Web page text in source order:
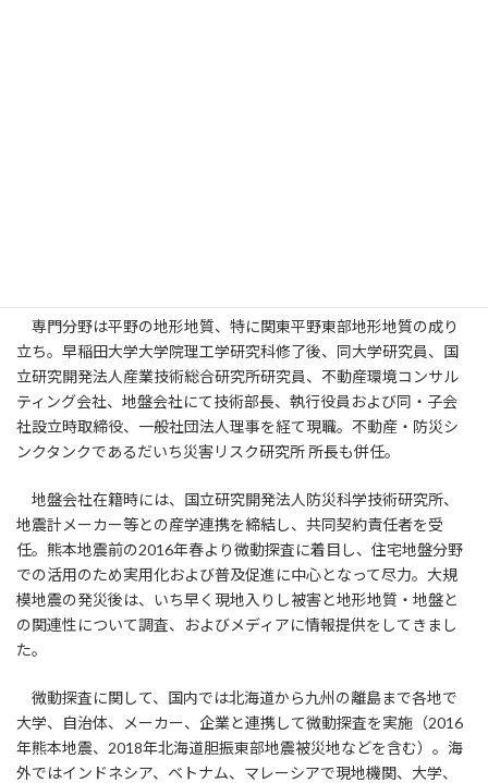
専門分野は平野の地形地質、特に関東平野東部地形地質の成り
立ち。早稲田大学大学院理工学研究科修了後、同大学研究員、国
立研究開発法人産業技術総合研究所研究員、不動産環境コンサル
ティング会社、地盤会社にて技術部長、執行役員および同・子会
社設立時取締役、一般社団法人理事を経て現職。不動産・防災シ
ンクタンクであるだいち災害リスク研究所 所長も併任。
地盤会社在籍時には、国立研究開発法人防災科学技術研究所、
地震計メーカー等との産学連携を締結し、共同契約責任者を受
任。熊本地震前の2016年春より微動探査に着目し、住宅地盤分野
での活用のため実用化および普及促進に中心となって尽力。大規
模地震の発災後は、いち早く現地入りし被害と地形地質・地盤と
の関連性について調査、およびメディアに情報提供をしてきまし
た。
微動探査に関して、国内では北海道から九州の離島まで各地で
大学、自治体、メーカー、企業と連携して微動探査を実施（2016
年熊本地震、2018年北海道胆振東部地震被災地などを含む）。海
外ではインドネシア、ベトナム、マレーシアで現地機関、大学、